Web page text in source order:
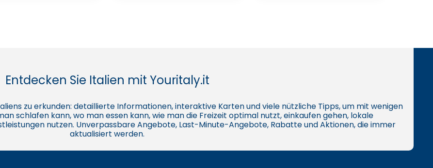
Entdecken Sie Italien mit Youritaly.it
zu erkunden: detaillierte Informationen, interaktive Karten und viele nützliche Tipps, um mit wenigen
schlafen kann, wo man essen kann, wie man die Freizeit optimal nutzt, einkaufen gehen, lokale
nutzen. Unverpassbare Angebote, Last-Minute-Angebote, Rabatte und Aktionen, die immer
aktualisiert werden.